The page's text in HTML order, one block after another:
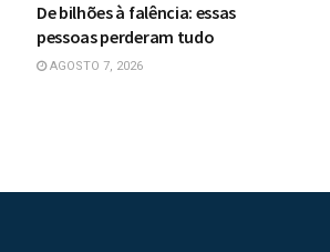
De bilhões à falência: essas
pessoas perderam tudo
AGOSTO 7, 2026